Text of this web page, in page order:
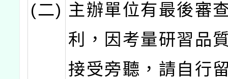
(二) 主辦單位有最後審
利，因考量研習品
接受旁聽，請自行